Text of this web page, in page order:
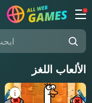
الألعاب اللغز